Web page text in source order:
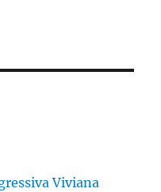
Viviana